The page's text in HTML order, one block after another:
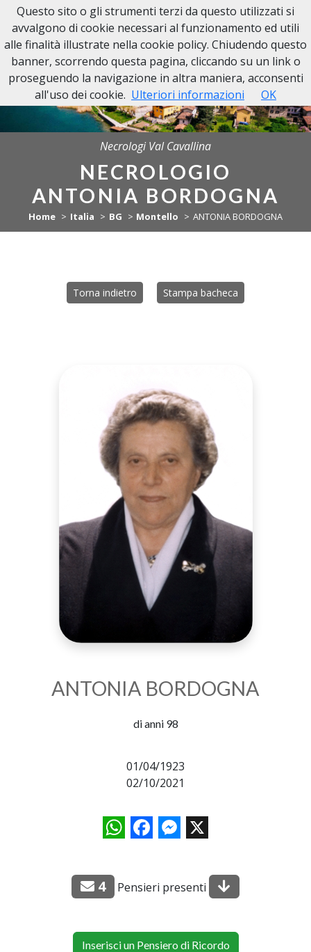
NECROLOGI VAL CAVALLINA
Necrologi Val Cavallina
NECROLOGIO
ANTONIA BORDOGNA
Home Italia BG Montello ANTONIA BORDOGNA
Torna indietro Stampa bacheca
ANTONIA BORDOGNA
di anni 98
01/04/1923
02/10/2021
WhatsAppFacebookMessenger
X
4 Pensieri presenti
Inserisci un Pensiero di Ricordo
Questo sito o gli strumenti terzi da questo utilizzati si
avvalgono di cookie necessari al funzionamento ed utili
alle finalità illustrate nella cookie policy. Chiudendo questo
banner, scorrendo questa pagina, cliccando su un link o
proseguendo la navigazione in altra maniera, acconsenti
all'uso dei cookie. Ulteriori informazioni OK